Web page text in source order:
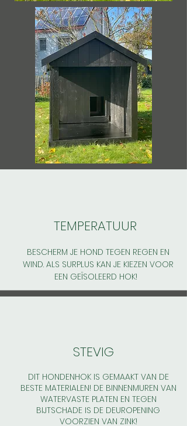
TEMPERATUUR
BESCHERM JE HOND TEGEN REGEN EN
WIND. ALS SURPLUS KAN JE KIEZEN VOOR
EEN GEÏSOLEERD HOK!
STEVIG
DIT HONDENHOK IS GEMAAKT VAN DE
BESTE MATERIALEN! DE BINNENMUREN VAN
WATERVASTE PLATEN EN TEGEN
BIJTSCHADE IS DE DEUROPENING
VOORZIEN VAN ZINK!